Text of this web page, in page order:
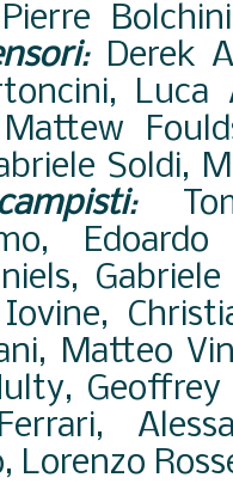
:Derek
Luca
Soldi,
:
Matteo
Geoffrey
Lorenzo